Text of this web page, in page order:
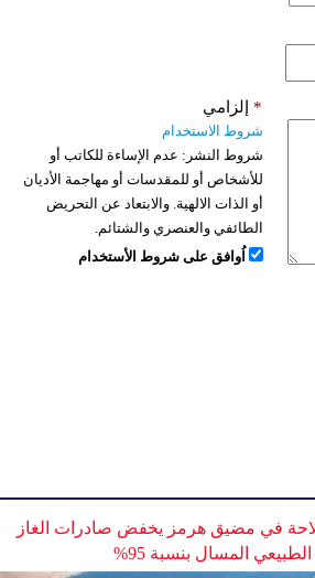
إلزامي *
شروط الاستخدام
شروط النشر: عدم الإساءة للكاتب أو
للأشخاص أو للمقدسات أو مهاجمة الأديان
أو الذات الالهية. والابتعاد عن التحريض
الطائفي والعنصري والشتائم.
اُوافق على شروط الأستخدام
في مضيق هرمز يخفض صادرات الغاز
الطبيعي المسال بنسبة 95%